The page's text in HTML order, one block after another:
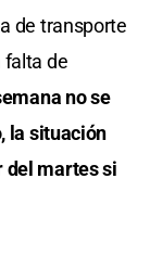
de transporte
falta de
no se
la situación
del martes si